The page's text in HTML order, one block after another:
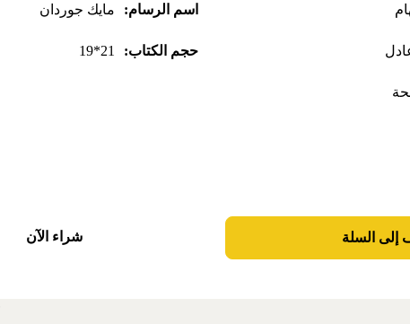
اسم الرسام: مايك جوردان
حجم الكتاب: 21*19
إلى السلة
شراء الآن